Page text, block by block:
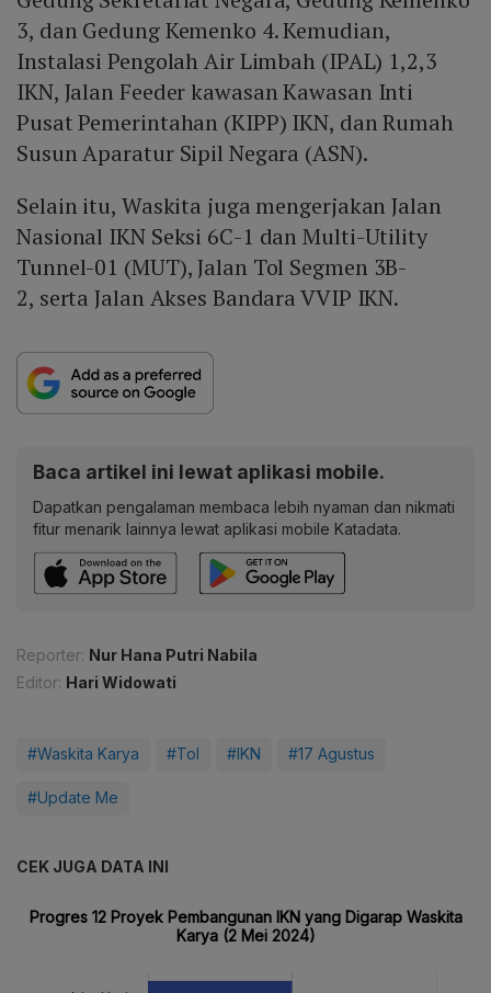
3, dan Gedung Kemenko 4. Kemudian,
Instalasi Pengolah Air Limbah (IPAL) 1,2,3
IKN, Jalan Feeder kawasan Kawasan Inti
Pusat Pemerintahan (KIPP) IKN, dan Rumah
Susun Aparatur Sipil Negara (ASN).
Selain itu, Waskita juga mengerjakan Jalan
Nasional IKN Seksi 6C-1 dan Multi-Utility
Tunnel-01 (MUT), Jalan Tol Segmen 3B-
2, serta Jalan Akses Bandara VVIP IKN.
Baca artikel ini lewat aplikasi mobile.
Dapatkan pengalaman membaca lebih nyaman dan nikmati
fitur menarik lainnya lewat aplikasi mobile Katadata.
Reporter: Nur Hana Putri Nabila
Editor: Hari Widowati
#Waskita Karya #Tol #IKN #17 Agustus
#Update Me
CEK JUGA DATA INI